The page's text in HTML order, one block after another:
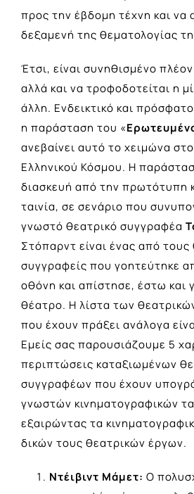
προς την έβδομη τέχνη και να
δεξαμενή της θεματολογίας
Έτσι, είναι συνηθισμένο
αλλά και να τροφοδοτείται η
άλλη. Ενδεικτικό και
η παράσταση του «
ανεβαίνει αυτό το χειμώνα
Ελληνικού Κόσμου. Η
διασκευή από την πρωτότυπη
ταινία, σε σενάριο που
γνωστό θεατρικό συγγραφέα
Στόπαρντ είναι ένας από τους
συγγραφείς που γοητεύτηκε
οθόνη και απίστησε, έστω και
θέατρο. Η λίστα των
που έχουν πράξει ανάλογα
Εμείς σας παρουσιάζουμε 5
περιπτώσεις καταξιωμένων
συγγραφέων που έχουν
γνωστών κινηματογραφικών
εξαιρώντας τα
δικών τους θεατρικών έργων.
Ντέιβιντ Μάμετ: Ο